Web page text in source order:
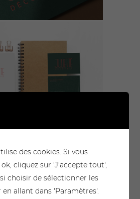
des cookies. Si vous
cliquez sur 'J'accepte tout',
choisir de sélectionner les
allant dans 'Paramètres'.